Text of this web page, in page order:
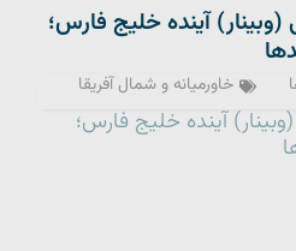
آینده خلیج فارس؛
خاورمیانه و شمال آفریقا
آینده خلیج فارس؛